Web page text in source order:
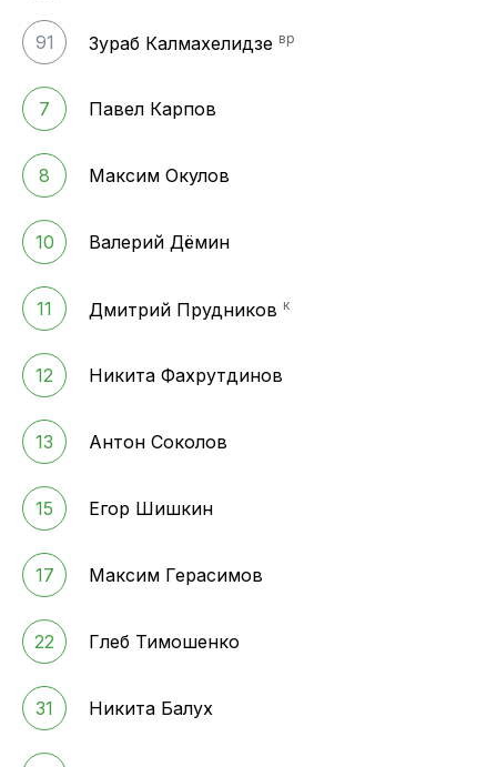
91 Зураб Калмахелидзе вр
7 Павел Карпов
8 Максим Окулов
10 Валерий Дёмин
11 Дмитрий Прудников к
12 Никита Фахрутдинов
13 Антон Соколов
15 Егор Шишкин
17 Максим Герасимов
22 Глеб Тимошенко
31 Никита Балух